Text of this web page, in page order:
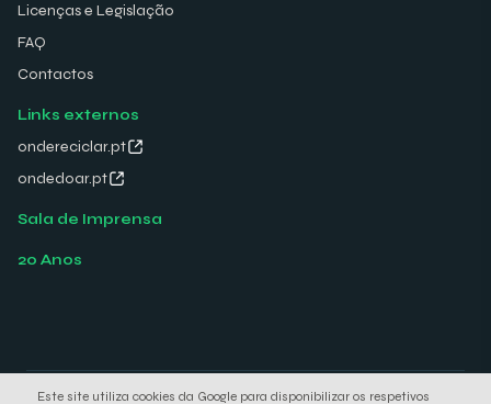
Licenças e Legislação
FAQ
Contactos
Links externos
ondereciclar.pt
ondedoar.pt
Sala de Imprensa
20 Anos
Este site utiliza cookies da Google para disponibilizar os respetivos